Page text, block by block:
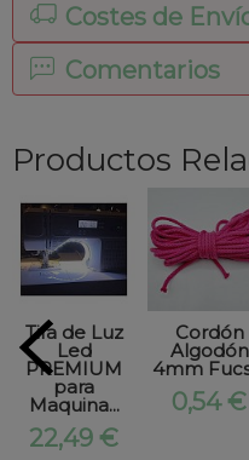
Costes de
Comentarios
Productos
Tira de Luz
Led
PREMIUM
para
Maquina...
22,49 €
Cordón
Algodón
4mm
0,54 €